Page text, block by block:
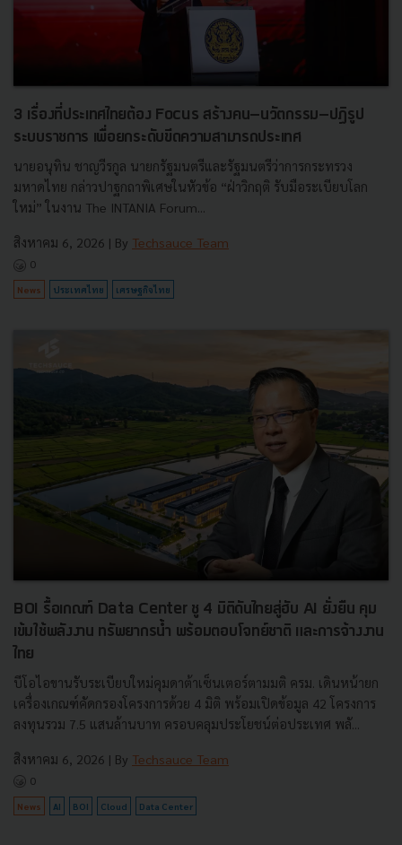
3 เรื่องที่ประเทศไทยต้อง Focus สร้างคน–นวัตกรรม–ปฏิรูป
ระบบราชการ เพื่อยกระดับขีดความสามารถประเทศ
นายอนุทิน ชาญวีรกูล นายกรัฐมนตรีและรัฐมนตรีว่าการกระทรวง
มหาดไทย กล่าวปาฐกถาพิเศษในหัวข้อ “ฝ่าวิกฤติ รับมือระเบียบโลก
ใหม่” ในงาน The INTANIA Forum...
สิงหาคม 6, 2026 | By Techsauce Team
0
News ประเทศไทย เศรษฐกิจไทย
BOI รื้อเกณฑ์ Data Center ชู 4 มิติดันไทยสู่ฮับ AI ยั่งยืน คุม
เข้มใช้พลังงาน ทรัพยากรน้ำ พร้อมตอบโจทย์ชาติ และการจ้างงาน
ไทย
บีโอไอขานรับระเบียบใหม่คุมดาต้าเซ็นเตอร์ตามมติ ครม. เดินหน้ายก
เครื่องเกณฑ์คัดกรองโครงการด้วย 4 มิติ พร้อมเปิดข้อมูล 42 โครงการ
ลงทุนรวม 7.5 แสนล้านบาท ครอบคลุมประโยชน์ต่อประเทศ พลั...
สิงหาคม 6, 2026 | By Techsauce Team
0
News AI BOI Cloud Data Center